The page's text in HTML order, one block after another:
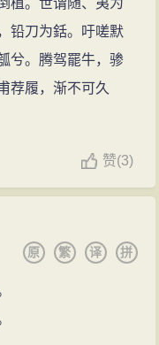
植。世谓随、夷为
铅刀为銛。吁嗟默
兮。腾驾罷牛，骖
荐履，渐不可久
赞(3)
拼
译
繁
原